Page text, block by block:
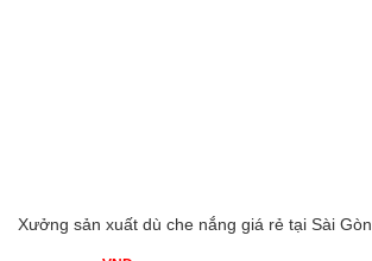
Xưởng sản xuất dù che nắng giá rẻ tại Sài Gòn